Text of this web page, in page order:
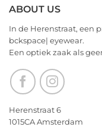
ABOUT US
In de Herenstraat, een
bckspace| eyewear.
Een optiek zaak als
Herenstraat 6
1015CA Amsterdam